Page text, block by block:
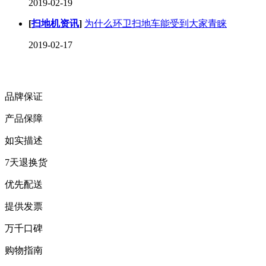
2019-02-19
[扫地机资讯] 为什么环卫扫地车能受到大家青睐
2019-02-17
品牌保证
产品保障
如实描述
7天退换货
优先配送
提供发票
万千口碑
购物指南